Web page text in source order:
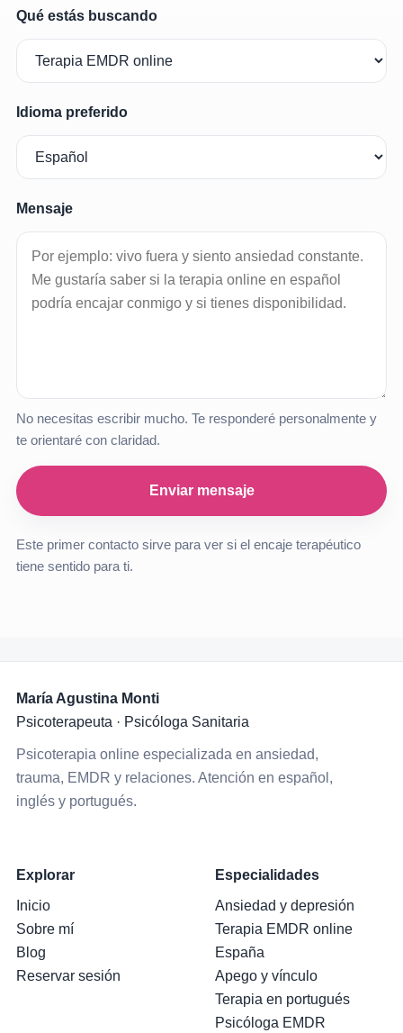
Qué estás buscando
Idioma preferido
Mensaje
No necesitas escribir mucho. Te responderé personalmente y
te orientaré con claridad.
Enviar mensaje
Este primer contacto sirve para ver si el encaje terapéutico
tiene sentido para ti.
María Agustina Monti
Psicoterapeuta · Psicóloga Sanitaria
Psicoterapia online especializada en ansiedad,
trauma, EMDR y relaciones. Atención en español,
inglés y portugués.
Explorar
Inicio
Sobre mí
Blog
Reservar sesión
Especialidades
Ansiedad y depresión
Terapia EMDR online
España
Apego y vínculo
Terapia en portugués
Psicóloga EMDR